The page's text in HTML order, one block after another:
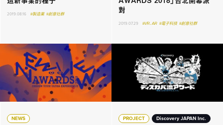
2019.08.16 #製造業 #創意社群
對
2019.07.29 #VR．AR #電子科技 #創意社群
NEWS PROJECT Discovery JAPAN Inc.